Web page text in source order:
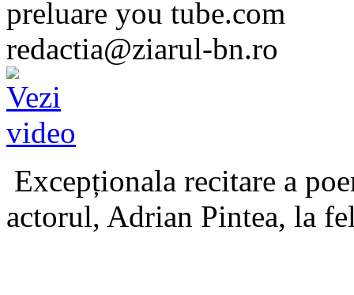
preluare you tube.com
redactia@ziarul-bn.ro
Excepționala recitare a
actorul, Adrian Pintea, la